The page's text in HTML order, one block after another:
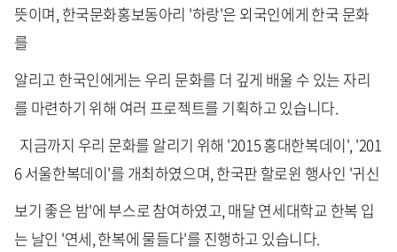
뜻이며, 한국문화홍보동아리 '하랑'은 외국인에게 한국 문화
를
알리고 한국인에게는 우리 문화를 더 깊게 배울 수 있는 자리
를 마련하기 위해 여러 프로젝트를 기획하고 있습니다.
지금까지 우리 문화를 알리기 위해 '2015 홍대한복데이', '201
6 서울한복데이'를 개최하였으며, 한국판 할로윈 행사인 '귀신
보기 좋은 밤'에 부스로 참여하였고, 매달 연세대학교 한복 입
는 날인 '연세, 한복에 물들다'를 진행하고 있습니다.